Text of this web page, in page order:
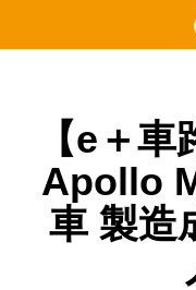
【e＋
Apollo
車 製造